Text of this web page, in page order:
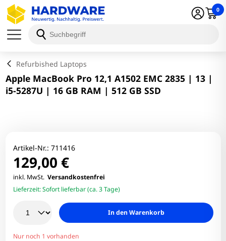
0
Refurbished Laptops
Apple MacBook Pro 12,1 A1502 EMC 2835 | 13 |
i5-5287U | 16 GB RAM | 512 GB SSD
Artikel-Nr.: 711416
129,00 €
inkl. MwSt. Versandkostenfrei
Lieferzeit:Sofort lieferbar (ca. 3 Tage)
In den Warenkorb
Nur noch 1 vorhanden
Schließen